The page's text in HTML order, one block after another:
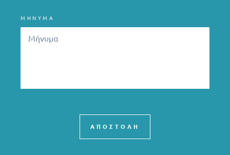
ΜΗΝΥΜΑ
ΑΠΟΣΤΟΛΗ